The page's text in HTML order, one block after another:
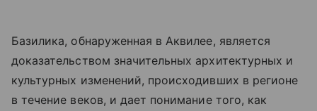
Базилика, обнаруженная в Аквилее, является
доказательством значительных архитектурных и
культурных изменений, происходивших в регионе
в течение веков, и дает понимание того, как